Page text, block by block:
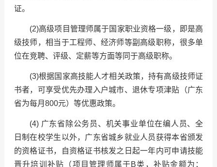
证。
(2)高级项目管理师属于国家职业资格一级，即是高
级技师，相当于工程师、经济师等副高级职称，很多单
位在竞聘、评级、定薪等方面等同于高级职称。
(3)根据国家高技能人才相关政策，持有高级技师证
书者，可享受优先办理入户城市、退休专项津贴（广东
省为每月800元）等优惠政策。
(4) 广东省除公务员、机关事业单位在编人员、全
日制在校学生以外，广东省城乡就业人员获得本省颁发
的资格证书，自资格证书核发之日起一年内可申请技能
晋升培训补贴（项目管理师属于B类，补贴金额为：